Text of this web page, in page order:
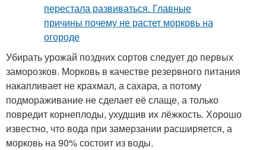
Убирать урожай поздних сортов следует до первых
заморозков. Морковь в качестве резервного питания
накапливает не крахмал, а сахара, а потому
подмораживание не сделает её слаще, а только
повредит корнеплоды, ухудшив их лёжкость. Хорошо
известно, что вода при замерзании расширяется, а
морковь на 90% состоит из воды.